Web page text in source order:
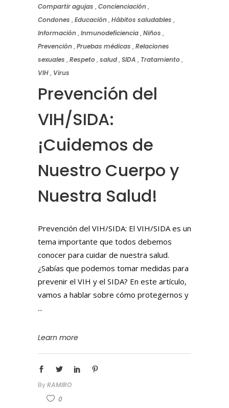
Compartir agujas ,Concienciación,
Condones ,Educación,Hábitos saludables ,
Información,Inmunodeficiencia,Niños ,
Prevención,Pruebas médicas ,Relaciones
sexuales ,Respeto,salud,SIDA , Tratamiento,
VIH, Virus
Prevención del
VIH/SIDA:
¡Cuidemos de
Nuestro Cuerpo y
Nuestra Salud!
Prevención del VIH/SIDA: El VIH/SIDA es un
tema importante que todos debemos
conocer para cuidar de nuestra salud.
¿Sabías que podemos tomar medidas para
prevenir el VIH y el SIDA? En este artículo,
vamos a hablar sobre cómo protegernos y
Learn more
ByRAMIRO
0